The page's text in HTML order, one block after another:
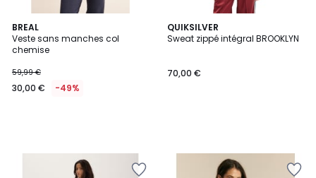
BREAL
Veste sans manches col
chemise
59,99 €
30,00 € -49%
QUIKSILVER
Sweat zippé intégral BROOKLYN
70,00 €